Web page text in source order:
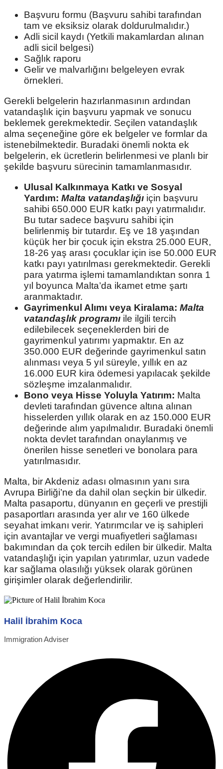
Başvuru formu (Başvuru sahibi tarafından
tam ve eksiksiz olarak doldurulmalıdır.)
Adli sicil kaydı (Yetkili makamlardan alınan
adli sicil belgesi)
Sağlık raporu
Gelir ve malvarlığını belgeleyen evrak
örnekleri.
Gerekli belgelerin hazırlanmasının ardından
vatandaşlık için başvuru yapmak ve sonucu
beklemek gerekmektedir. Seçilen vatandaşlık
alma seçeneğine göre ek belgeler ve formlar da
istenebilmektedir. Buradaki önemli nokta ek
belgelerin, ek ücretlerin belirlenmesi ve planlı bir
şekilde başvuru sürecinin tamamlanmasıdır.
Ulusal Kalkınmaya Katkı ve Sosyal
Yardım: Malta vatandaşlığı için başvuru
sahibi 650.000 EUR katkı payı yatırmalıdır.
Bu tutar sadece başvuru sahibi için
belirlenmiş bir tutardır. Eş ve 18 yaşından
küçük her bir çocuk için ekstra 25.000 EUR,
18-26 yaş arası çocuklar için ise 50.000 EUR
katkı payı yatırılması gerekmektedir. Gerekli
para yatırma işlemi tamamlandıktan sonra 1
yıl boyunca Malta’da ikamet etme şartı
aranmaktadır.
Gayrimenkul Alımı veya Kiralama: Malta
vatandaşlık programı ile ilgili tercih
edilebilecek seçeneklerden biri de
gayrimenkul yatırımı yapmaktır. En az
350.000 EUR değerinde gayrimenkul satın
alınması veya 5 yıl süreyle, yıllık en az
16.000 EUR kira ödemesi yapılacak şekilde
sözleşme imzalanmalıdır.
Bono veya Hisse Yoluyla Yatırım: Malta
devleti tarafından güvence altına alınan
hisselerden yıllık olarak en az 150.000 EUR
değerinde alım yapılmalıdır. Buradaki önemli
nokta devlet tarafından onaylanmış ve
önerilen hisse senetleri ve bonolara para
yatırılmasıdır.
Malta, bir Akdeniz adası olmasının yanı sıra
Avrupa Birliği’ne da dahil olan seçkin bir ülkedir.
Malta pasaportu, dünyanın en geçerli ve prestijli
pasaportları arasında yer alır ve 160 ülkede
seyahat imkanı verir. Yatırımcılar ve iş sahipleri
için avantajlar ve vergi muafiyetleri sağlaması
bakımından da çok tercih edilen bir ülkedir. Malta
vatandaşlığı için yapılan yatırımlar, uzun vadede
kar sağlama olasılığı yüksek olarak görünen
girişimler olarak değerlendirilir.
Halil İbrahim Koca
Immigration Adviser